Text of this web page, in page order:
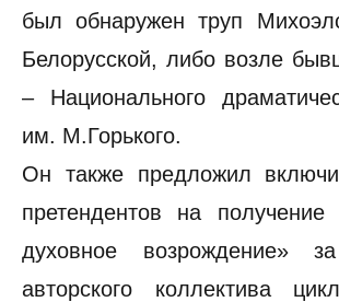
был обнаружен труп
Белорусской, либо возле
– Национального
им. М.Горького.
Он также предложил
претендентов на
духовное возрождение»
авторского коллектива